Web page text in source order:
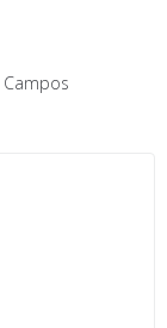
Campos